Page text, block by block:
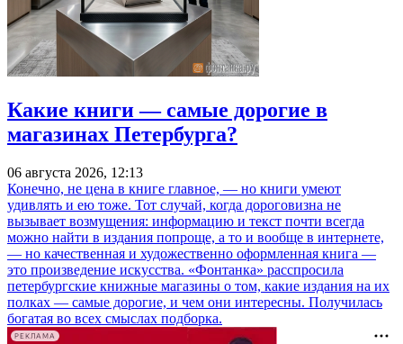
Какие книги — самые дорогие в
магазинах Петербурга?
06 августа 2026, 12:13
Конечно, не цена в книге главное, — но книги умеют
удивлять и ею тоже. Тот случай, когда дороговизна не
вызывает возмущения: информацию и текст почти всегда
можно найти в издания попроще, а то и вообще в интернете,
— но качественная и художественно оформленная книга —
это произведение искусства. «Фонтанка» расспросила
петербургские книжные магазины о том, какие издания на их
полках — самые дорогие, и чем они интересны. Получилась
богатая во всех смыслах подборка.
РЕКЛАМА